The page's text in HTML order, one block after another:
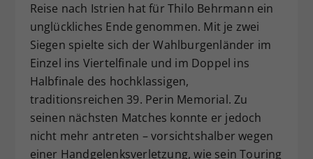
Reise nach Istrien hat für Thilo Behrmann ein
unglückliches Ende genommen. Mit je zwei
Siegen spielte sich der Wahlburgenländer im
Einzel ins Viertelfinale und im Doppel ins
Halbfinale des hochklassigen,
traditionsreichen 39. Perin Memorial. Zu
seinen nächsten Matches konnte er jedoch
nicht mehr antreten – vorsichtshalber wegen
einer Handgelenksverletzung, wie sein Touring